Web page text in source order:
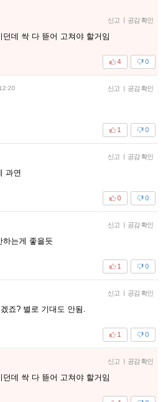
신고 | 공감 확인
데 싹 다 뜯어 고쳐야 할거임
0
4
신고 | 공감 확인
0
1
신고 | 공감 확인
과연
0
0
신고 | 공감 확인
하는게 좋을듯
0
1
신고 | 공감 확인
죠? 별로 기대도 안됨.
0
1
신고 | 공감 확인
데 싹 다 뜯어 고쳐야 할거임